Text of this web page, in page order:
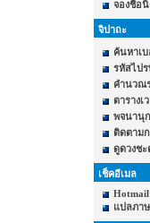
จองชื่อ
จิปาถะ
ค้นหาเ
รหัสไป
คำนวณ
ตารางเ
พจนานุ
ติดตาม
ดูดวงช
เช็คอีเมล
Hotmail
แปลภา